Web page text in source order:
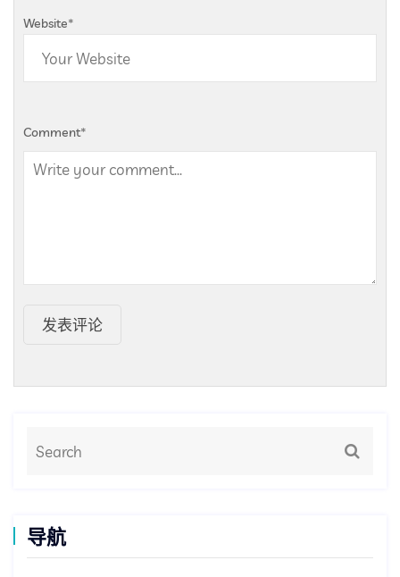
Website*
Comment*
发表评论
导航